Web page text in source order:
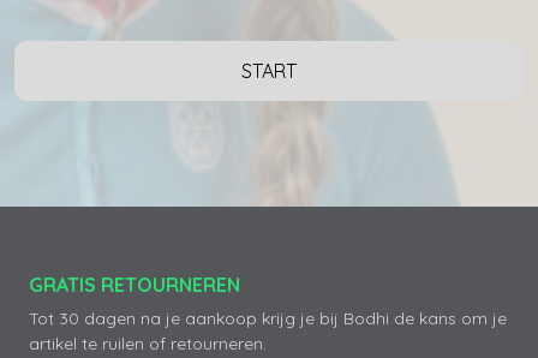
START
GRATIS RETOURNEREN
Tot 30 dagen na je aankoop krijg je bij Bodhi de kans om je
artikel te ruilen of retourneren.